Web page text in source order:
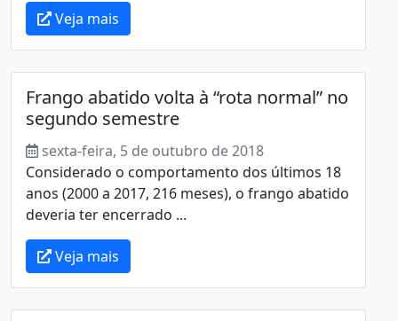
Veja mais
Frango abatido volta à “rota normal” no
segundo semestre
sexta-feira, 5 de outubro de 2018
Considerado o comportamento dos últimos 18
anos (2000 a 2017, 216 meses), o frango abatido
deveria ter encerrado ...
Veja mais